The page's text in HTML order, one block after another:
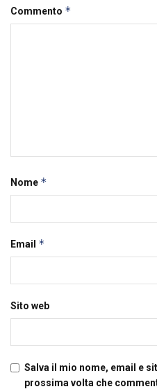
Commento *
Nome *
Email *
Sito web
Salva il mio nome, email e
prossima volta che